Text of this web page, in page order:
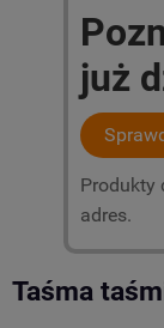
już
Produkty
adres.
Taśma